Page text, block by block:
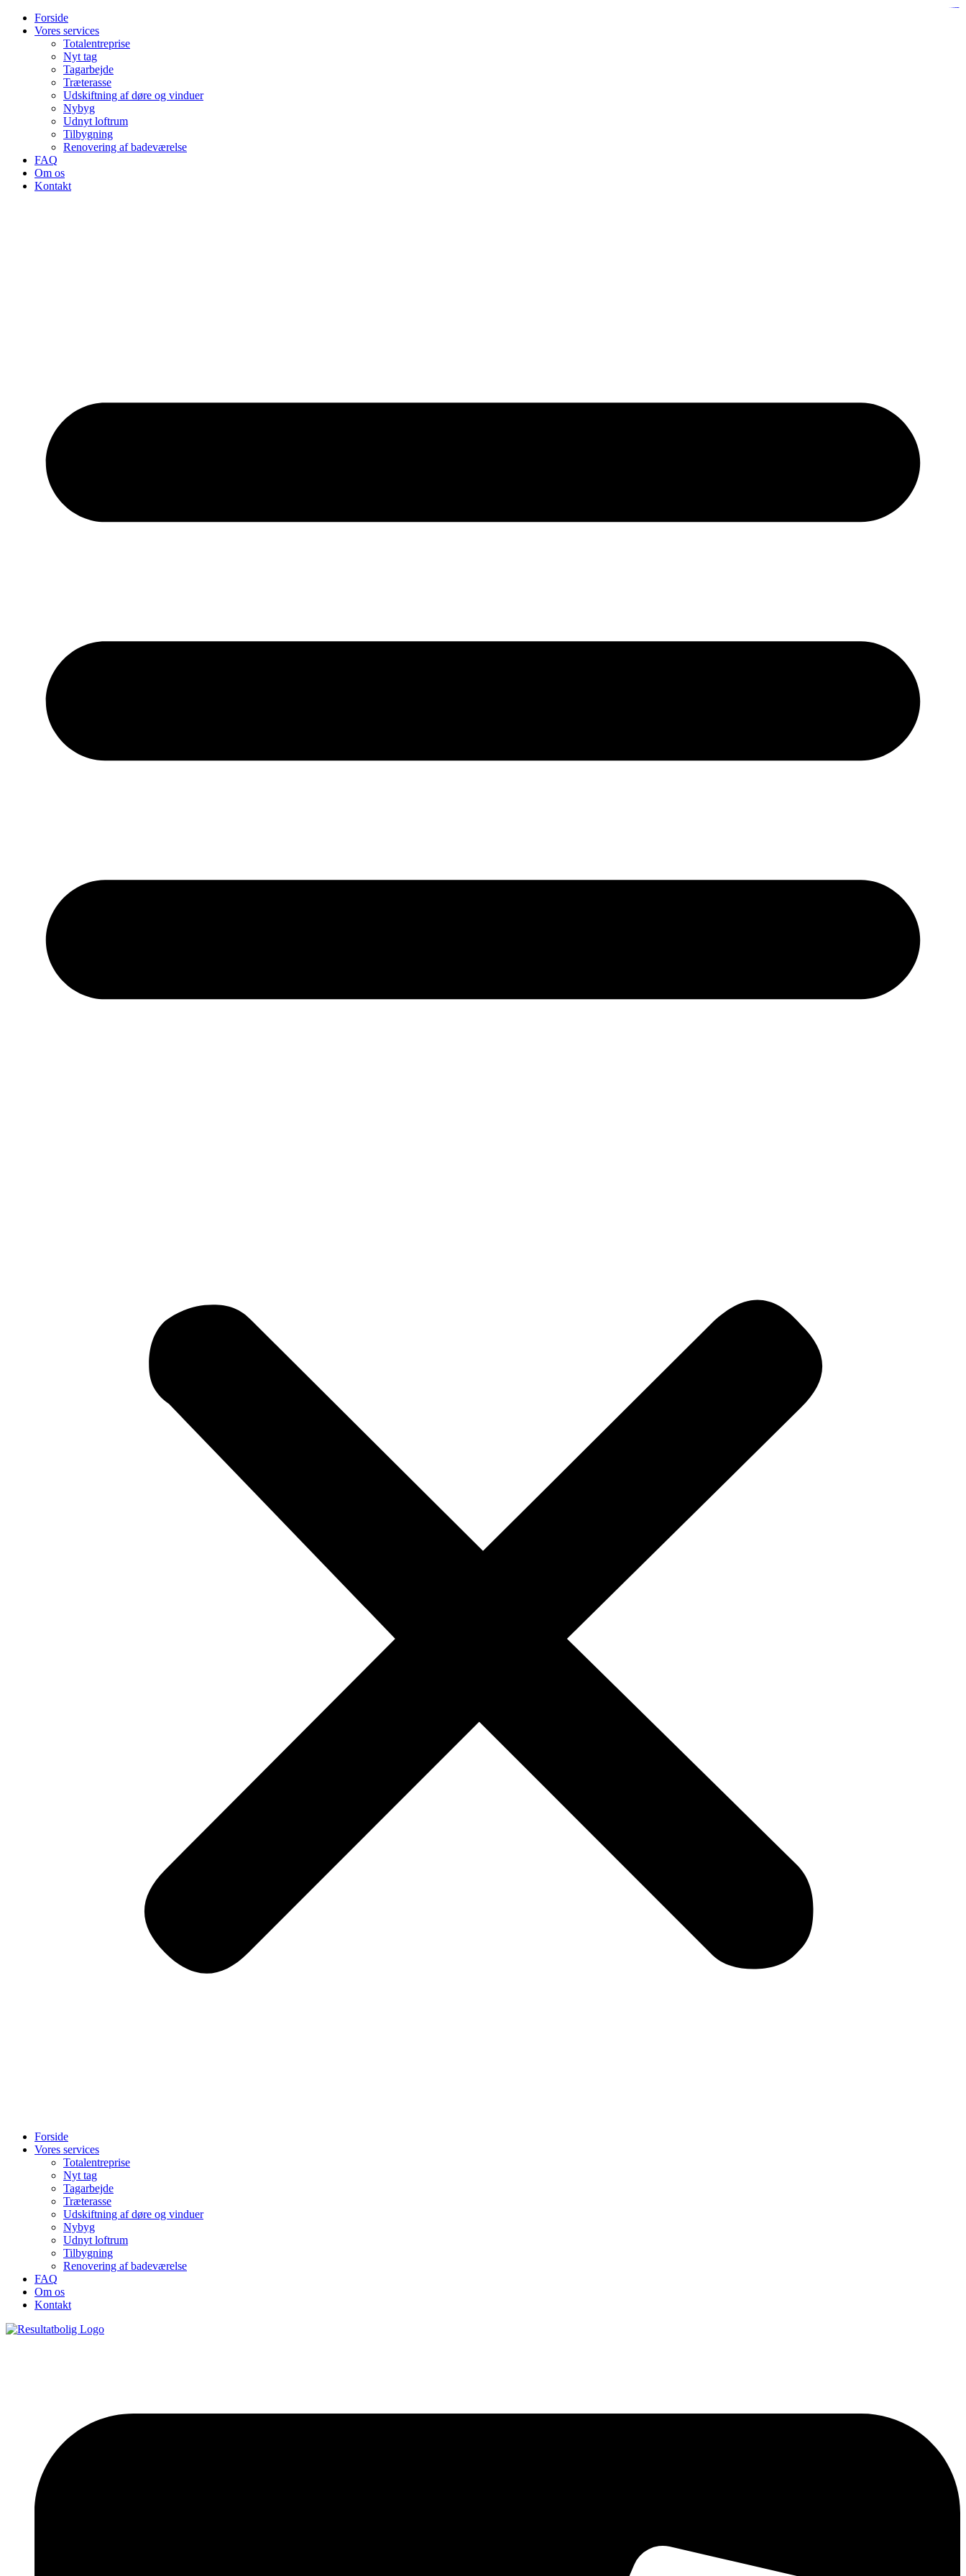
VidereForside
Vores services
Totalentreprise
Nyt tag
Tagarbejde
Træterasse
Udskiftning af døre og vinduer
Nybyg
Udnyt loftrum
Tilbygning
Renovering af badeværelse
FAQ
Om os
Kontakt
Forside
Vores services
Totalentreprise
Nyt tag
Tagarbejde
Træterasse
Udskiftning af døre og vinduer
Nybyg
Udnyt loftrum
Tilbygning
Renovering af badeværelse
FAQ
Om os
Kontakt